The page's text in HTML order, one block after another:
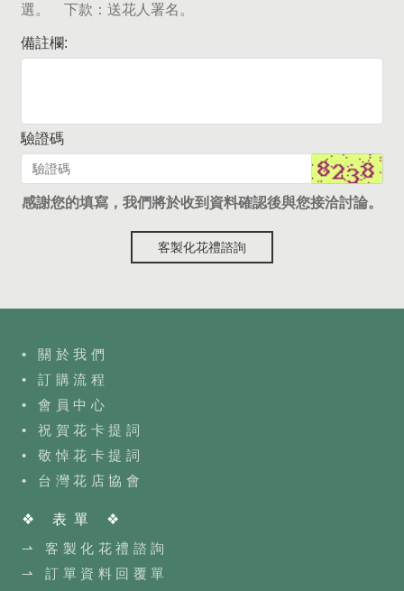
選。 下款：送花人署名。
備註欄:
驗證碼
感謝您的填寫，我們將於收到資料確認後與您接洽討論。
客製化花禮諮詢
• 關於我們
• 訂購流程
• 會員中心
• 祝賀花卡提詞
• 敬悼花卡提詞
• 台灣花店協會
❖ 表單 ❖
⇀ 客製化花禮諮詢
⇀ 訂單資料回覆單